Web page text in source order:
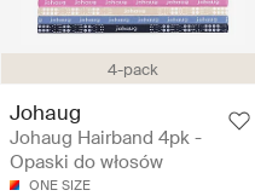
4-pack
Johaug
Johaug Hairband 4pk -
Opaski do włosów
ONE SIZE